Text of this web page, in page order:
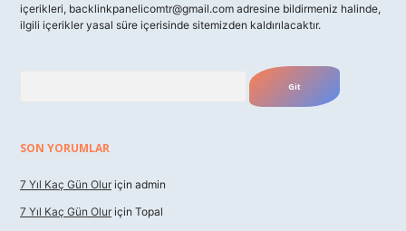
içerikleri, backlinkpanelicomtr@gmail.com adresine bildirmeniz halinde,
ilgili içerikler yasal süre içerisinde sitemizden kaldırılacaktır.
SON YORUMLAR
7 Yıl Kaç Gün Olur için admin
7 Yıl Kaç Gün Olur için Topal